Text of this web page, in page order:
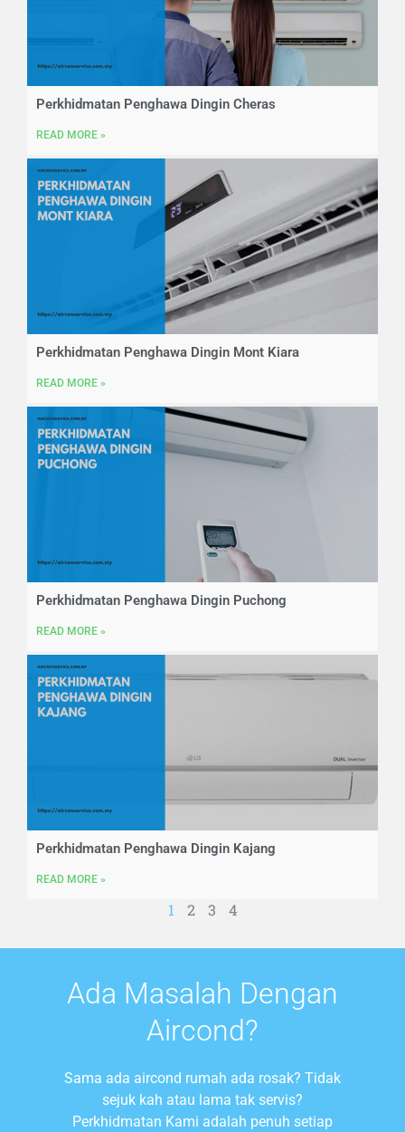
Perkhidmatan Penghawa Dingin Cheras
READ MORE »
Perkhidmatan Penghawa Dingin Mont Kiara
READ MORE »
Perkhidmatan Penghawa Dingin Puchong
READ MORE »
Perkhidmatan Penghawa Dingin Kajang
READ MORE »
1 2 3 4
Ada Masalah Dengan
Aircond?
Sama ada aircond rumah ada rosak? Tidak
sejuk kah atau lama tak servis?
Perkhidmatan Kami adalah penuh setiap